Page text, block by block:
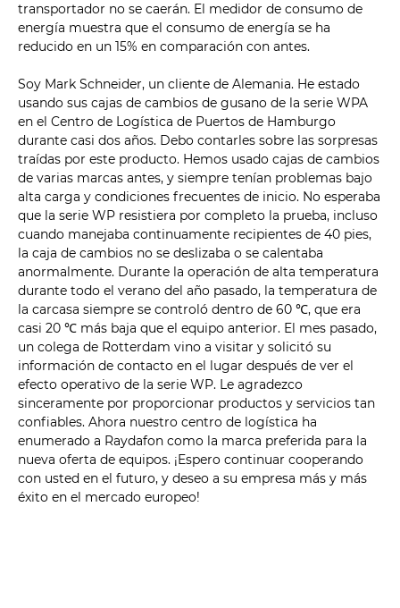
transportador no se caerán. El medidor de consumo de
energía muestra que el consumo de energía se ha
reducido en un 15% en comparación con antes.
Soy Mark Schneider, un cliente de Alemania. He estado
usando sus cajas de cambios de gusano de la serie WPA
en el Centro de Logística de Puertos de Hamburgo
durante casi dos años. Debo contarles sobre las sorpresas
traídas por este producto. Hemos usado cajas de cambios
de varias marcas antes, y siempre tenían problemas bajo
alta carga y condiciones frecuentes de inicio. No esperaba
que la serie WP resistiera por completo la prueba, incluso
cuando manejaba continuamente recipientes de 40 pies,
la caja de cambios no se deslizaba o se calentaba
anormalmente. Durante la operación de alta temperatura
durante todo el verano del año pasado, la temperatura de
la carcasa siempre se controló dentro de 60 ℃, que era
casi 20 ℃ más baja que el equipo anterior. El mes pasado,
un colega de Rotterdam vino a visitar y solicitó su
información de contacto en el lugar después de ver el
efecto operativo de la serie WP. Le agradezco
sinceramente por proporcionar productos y servicios tan
confiables. Ahora nuestro centro de logística ha
enumerado a Raydafon como la marca preferida para la
nueva oferta de equipos. ¡Espero continuar cooperando
con usted en el futuro, y deseo a su empresa más y más
éxito en el mercado europeo!